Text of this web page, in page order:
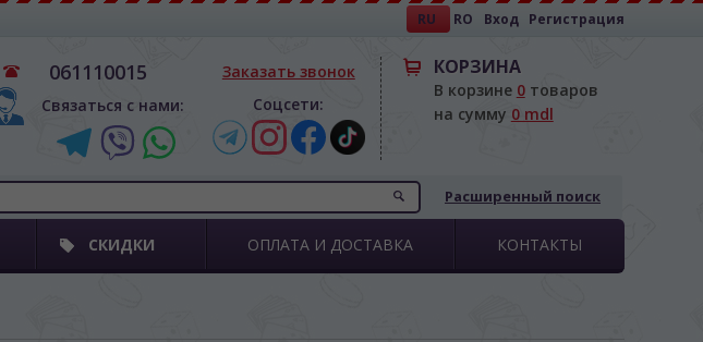
RU RO Вход Регистрация
061110015
Связаться с нами:
Заказать звонок
Соцсети:
КОРЗИНА
В корзине 0товаров
на сумму 0 mdl
Расширенный поиск
СКИДКИ ОПЛАТА И ДОСТАВКА КОНТАКТЫ